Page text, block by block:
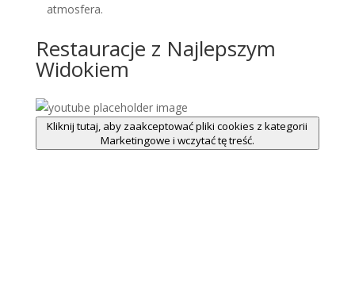
atmosfera.
Restauracje z Najlepszym
Widokiem
Kliknij tutaj, aby zaakceptować pliki cookies z kategorii
Marketingowe i wczytać tę treść.